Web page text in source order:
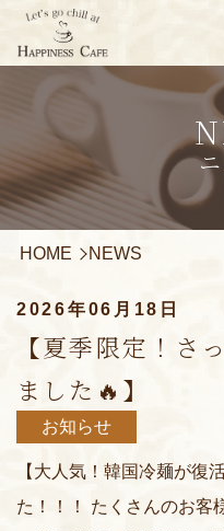
HOME NEWS
2026年06月18日
【夏季限定！さ
ました🔥】
お知らせ
【大人気！韓国冷麺が復
た！！！ たくさんのお客